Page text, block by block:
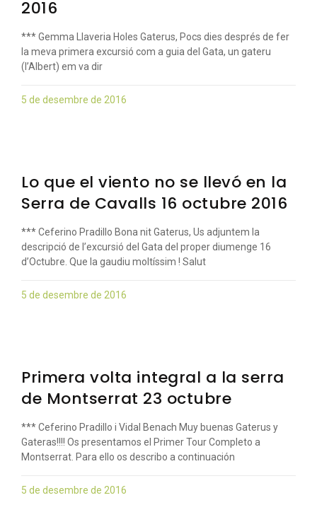
2016
*** Gemma Llaveria Holes Gaterus, Pocs dies després de fer
la meva primera excursió com a guia del Gata, un gateru
(l’Albert) em va dir
5 de desembre de 2016
Lo que el viento no se llevó en la
Serra de Cavalls 16 octubre 2016
*** Ceferino Pradillo Bona nit Gaterus, Us adjuntem la
descripció de l’excursió del Gata del proper diumenge 16
d’Octubre. Que la gaudiu moltíssim ! Salut
5 de desembre de 2016
Primera volta integral a la serra
de Montserrat 23 octubre
*** Ceferino Pradillo i Vidal Benach Muy buenas Gaterus y
Gateras!!!! Os presentamos el Primer Tour Completo a
Montserrat. Para ello os describo a continuación
5 de desembre de 2016